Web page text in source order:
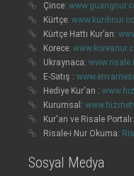
Çince:
Kürtçe:
Kürtçe Hattı Kur’an:
Korece:
Ukraynaca:
E-Satış :
Hediye Kur'an :
Kurumsal:
Kur'an ve Risale Portalı:
Risale-i Nur Okuma:
Sosyal Medya